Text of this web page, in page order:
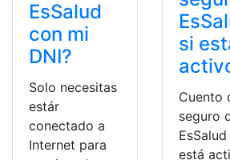
EsSalud
con mi
DNI?
Solo necesitas
estár
conectado a
Internet para
si
Cuento
seguro
está